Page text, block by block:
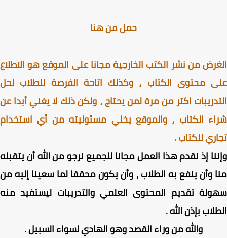
حمل من هنا
من نشر الكتب الخارجية مجانا على الموقع هو الاطلاع
محتوى الكتاب ⸲ وكذلك اتاحة الفرصة للطلاب لحل
اكتر من مرة لمن يحتاج ⸲ ولكن ذلك لا يغني أبدا عن
الكتاب ⸲ والموقع يخلي مسئوليته من أي استخدام
للكتاب .
إذ نقدم هذا العمل مجانا للجميع نرجو من الله أن يتقبله
وأن ينفع به الطلاب ، وأن يكون محققا لما سعينا إليه من
تقديم المحتوى العلمي والتدريبات ليستفيد منه
بإذن الله .
والله من وراء القصد وهو الهادي لسواء السبيل .